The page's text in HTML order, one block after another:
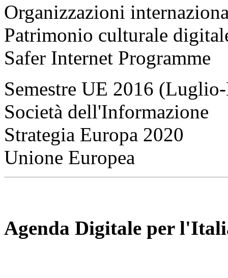
Organizzazioni
Patrimonio culturale
Safer Internet Programme
Semestre UE 2016
Società dell'Informazione
Strategia Europa 2020
Unione Europea
Agenda Digitale per